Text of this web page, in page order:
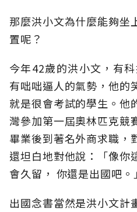
那麼洪小文為什麼能夠坐
置呢？
今年42歲的洪小文，有
有咄咄逼人的氣勢，他的
就是很會考試的學生。他
灣參加第一屆奧林匹克競
畢業後到著名外商求職，
還坦白地對他說：「像你
會久留， 你還是出國吧。」
出國念書當然是洪小文計